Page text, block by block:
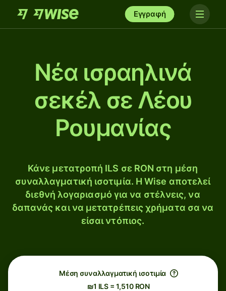
Εγγραφή
Νέα ισραηλινά
σεκέλ σε Λέου
Ρουμανίας
Κάνε μετατροπή ILS σε RON στη μέση
συναλλαγματική ισοτιμία. Η Wise αποτελεί
διεθνή λογαριασμό για να στέλνεις, να
δαπανάς και να μετατρέπεις χρήματα σα να
είσαι ντόπιος.
Μέση συναλλαγματική ισοτιμία
₪1 ILS = 1,510 RON